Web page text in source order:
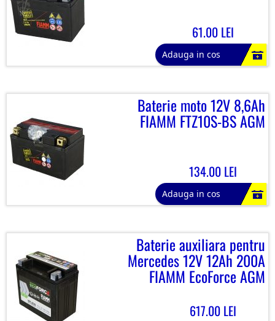
61.00 LEI
Adauga in cos
Baterie moto 12V 8,6Ah
FIAMM FTZ10S-BS AGM
134.00 LEI
Adauga in cos
Baterie auxiliara pentru
Mercedes 12V 12Ah 200A
FIAMM EcoForce AGM
617.00 LEI